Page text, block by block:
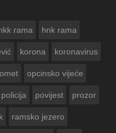
rama hnk rama
korona koronavirus
opcinsko vijeće
policija povijest prozor
ramsko jezero